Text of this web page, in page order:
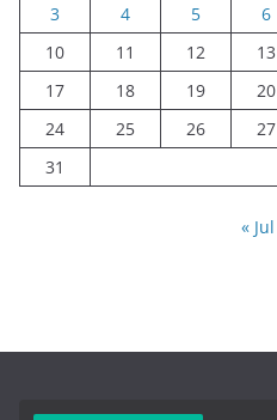
3
4 5 6
10
11 12 13
17
18 19 20
24
25 26 27
31
« Jul